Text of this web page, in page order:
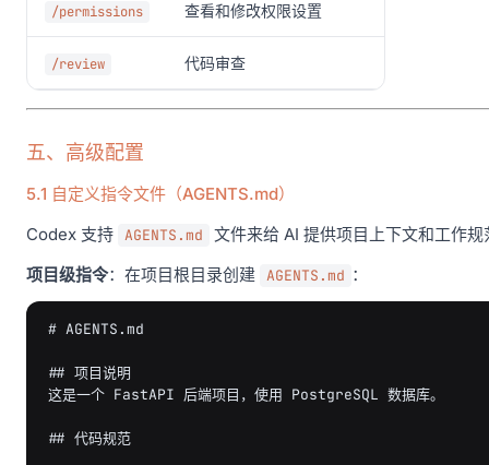
/permissions 查看和修改权限设置
/review 代码审查
五、高级配置
5.1 自定义指令文件（AGENTS.md）
Codex 支持 AGENTS.md
文件来给 AI 提供项目上下文和工作
项目级指令：在项目根目录创建 AGENTS.md ：
# AGENTS.md
## 项目说明
这是一个 FastAPI 后端项目，使用 PostgreSQL 数据库。
## 代码规范